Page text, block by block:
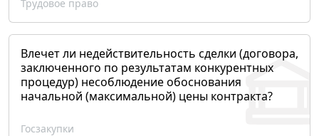
Трудовое право
Влечет ли недействительность сделки (договора,
заключенного по результатам конкурентных
процедур) несоблюдение обоснования
начальной (максимальной) цены контракта?
Госзакупки